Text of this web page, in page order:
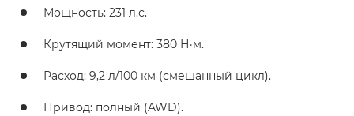
Мощность: 231 л.с.
Крутящий момент: 380 Н·м.
Расход: 9,2 л/100 км (смешанный цикл).
Привод: полный (AWD).